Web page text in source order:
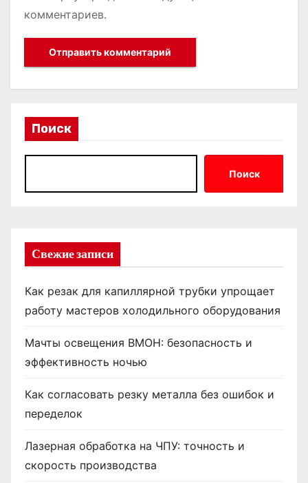
комментариев.
Поиск
Поиск
Свежие записи
Как резак для капиллярной трубки упрощает
работу мастеров холодильного оборудования
Мачты освещения ВМОН: безопасность и
эффективность ночью
Как согласовать резку металла без ошибок и
переделок
Лазерная обработка на ЧПУ: точность и
скорость производства